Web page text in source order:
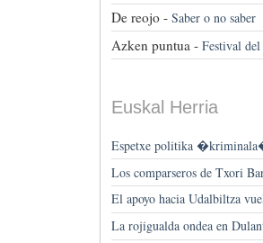
De reojo - Saber o no saber
Azken puntua - Festival
Euskal Herria
Espetxe politika
Los comparseros de Txori
El apoyo hacia Udalbiltza
La rojigualda ondea en